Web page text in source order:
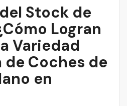
Stock de
Logran
Variedad
de Coches de
en